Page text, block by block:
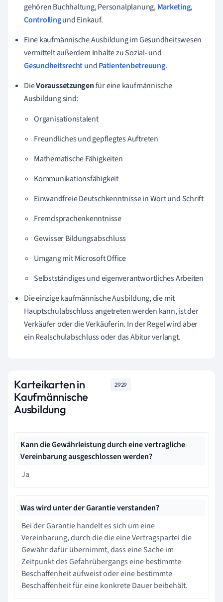
gehören Buchhaltung, Personalplanung,Marketing,
Controllingund Einkauf.
Eine kaufmännische Ausbildung im Gesundheitswesen
vermittelt außerdem Inhalte zu Sozial- und
GesundheitsrechtundPatientenbetreuung.
DieVoraussetzungenfür eine kaufmännische
Ausbildung sind:
Organisationstalent
Freundliches und gepflegtes Auftreten
Mathematische Fähigkeiten
Kommunikationsfähigkeit
Einwandfreie Deutschkenntnisse in Wort und Schrift
Fremdsprachenkenntnisse
Gewisser Bildungsabschluss
Umgang mit Microsoft Office
Selbstständiges und eigenverantwortliches Arbeiten
Die einzige kaufmännische Ausbildung, die mit
Hauptschulabschluss angetreten werden kann, ist der
Verkäufer oder die Verkäuferin. In der Regel wird aber
ein Realschulabschluss oder das Abitur verlangt.
Karteikarten in
Kaufmännische
Ausbildung
2929
Kann die Gewährleistung durch eine vertragliche
Vereinbarung ausgeschlossen werden?
Ja
Was wird unter der Garantie verstanden?
Bei der Garantie handelt es sich um eine
Vereinbarung, durch die die eine Vertragspartei die
Gewähr dafür übernimmt, dass eine Sache im
Zeitpunkt des Gefahrübergangs eine bestimmte
Beschaffenheit aufweist oder eine bestimmte
Beschaffenheit für eine konkrete Dauer beibehält.